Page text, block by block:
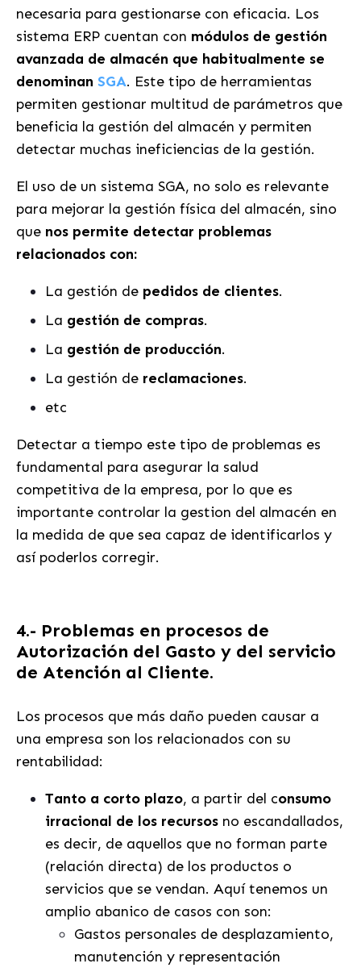
necesaria para gestionarse con eficacia. Los
sistema ERP cuentan con módulos de gestión
avanzada de almacén que habitualmente se
denominan SGA. Este tipo de herramientas
permiten gestionar multitud de parámetros que
beneficia la gestión del almacén y permiten
detectar muchas ineficiencias de la gestión.
El uso de un sistema SGA, no solo es relevante
para mejorar la gestión física del almacén, sino
que nos permite detectar problemas
relacionados con:
La gestión de pedidos de clientes.
La gestión de compras.
La gestión de producción.
La gestión de reclamaciones.
etc
Detectar a tiempo este tipo de problemas es
fundamental para asegurar la salud
competitiva de la empresa, por lo que es
importante controlar la gestion del almacén en
la medida de que sea capaz de identificarlos y
así poderlos corregir.
4.- Problemas en procesos de
Autorización del Gasto y del servicio
de Atención al Cliente.
Los procesos que más daño pueden causar a
una empresa son los relacionados con su
rentabilidad:
Tanto a corto plazo, a partir del consumo
irracional de los recursos no escandallados,
es decir, de aquellos que no forman parte
(relación directa) de los productos o
servicios que se vendan. Aquí tenemos un
amplio abanico de casos con son:
Gastos personales de desplazamiento,
manutención y representación